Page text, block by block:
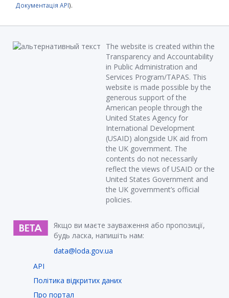
Документація API).
The website is created within the
Transparency and Accountability
in Public Administration and
Services Program/TAPAS. This
website is made possible by the
generous support of the
American people through the
United States Agency for
International Development
(USAID) alongside UK aid from
the UK government. The
contents do not necessarily
reflect the views of USAID or the
United States Government and
the UK government’s official
policies.
Якщо ви маєте зауваження або пропозиції,
будь ласка, напишіть нам:
data@loda.gov.ua
API
Політика відкритих даних
Про портал